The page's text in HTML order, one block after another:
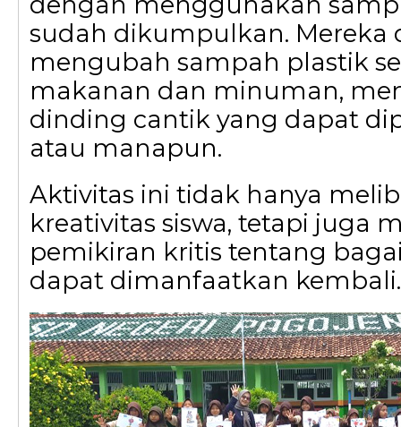
sudah dikumpulkan. Mereka
mengubah sampah plastik
makanan dan minuman,
dinding cantik yang dapat
atau manapun.
Aktivitas ini tidak hanya
kreativitas siswa, tetapi juga
pemikiran kritis tentang
dapat dimanfaatkan kembali.